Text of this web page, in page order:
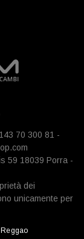
70 300 81 -
59 18039 Porra -
dei
unicamente per
Reggao